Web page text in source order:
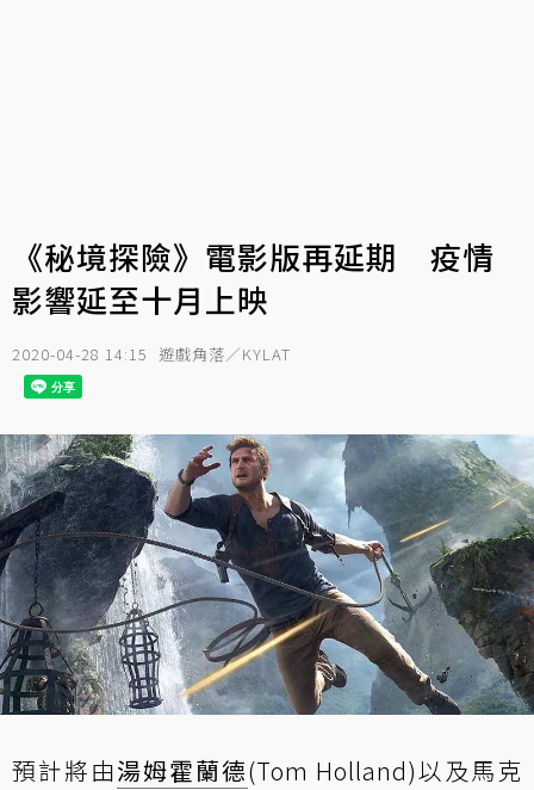
《秘境探險》電影版再延期 疫情
影響延至十月上映
2020-04-28 14:15 遊戲角落／KYLAT
預計將由湯姆霍蘭德(Tom Holland)以及馬克